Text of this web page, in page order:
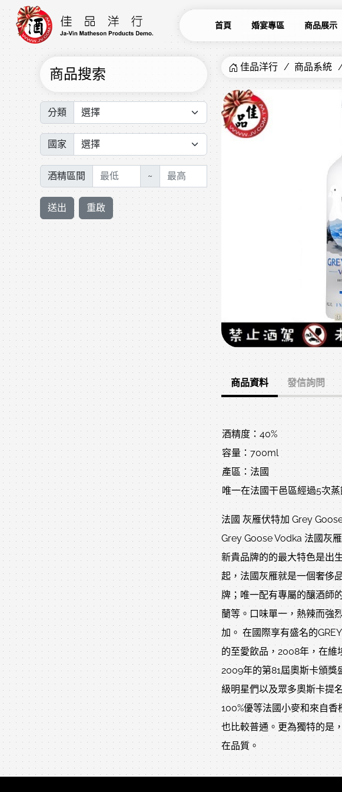
首頁 婚宴專區 商品展示
商品搜索
分類
國家
酒精區間 ~
送出 重啟
佳品洋行 商品系統
商品資料 發信詢問
酒精度：40%
容量：700ml
產區：法國
唯一在法國干邑區經過5次
法國 灰雁伏特加 Grey
Grey Goose Vodka 法國灰
新貴品牌的的最大特色是出
起，法國灰雁就是一個奢侈
牌；唯一配有專屬的釀酒師
蘭等。口味單一，熱辣而強
加。 在國際享有盛名的
的至愛飲品，2008年，在維
2009年的第81屆奧斯卡頒
級明星們以及眾多奧斯卡提
100%優等法國小麥和來自
也比較普通。更為獨特的是
在品質。